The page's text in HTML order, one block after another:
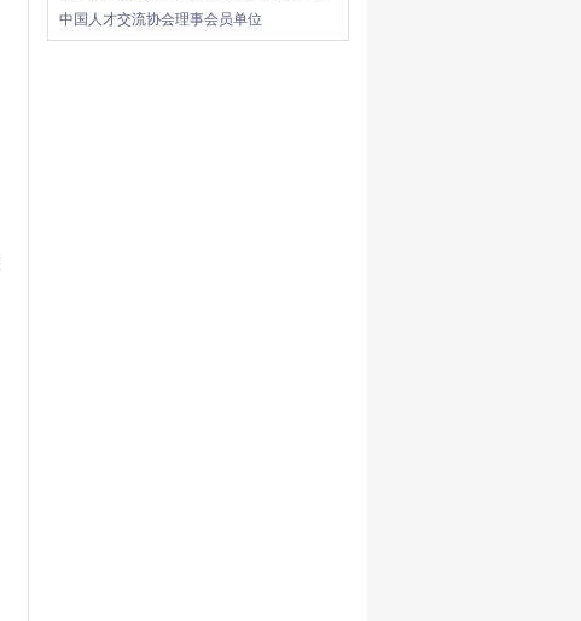
中国人才交流协会理事会员单位